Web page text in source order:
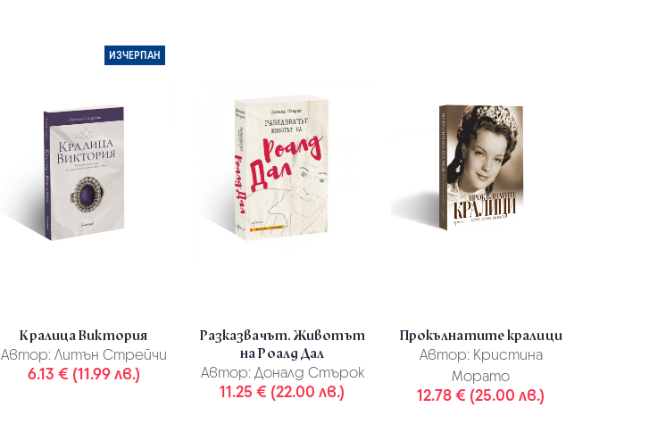
ИЗЧЕРПАН
Кралица Виктория
Автор: Литън Стрейчи
6.13 € (11.99 лв.)
Разказвачът. Животът
на Роалд Дал
Автор: Доналд Стърок
11.25 € (22.00 лв.)
Прокълнатите кралици
Автор: Кристина
Морато
12.78 € (25.00 лв.)